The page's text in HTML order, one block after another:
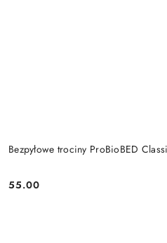
Bezpyłowe trociny ProBioBED
Cena:
55.00